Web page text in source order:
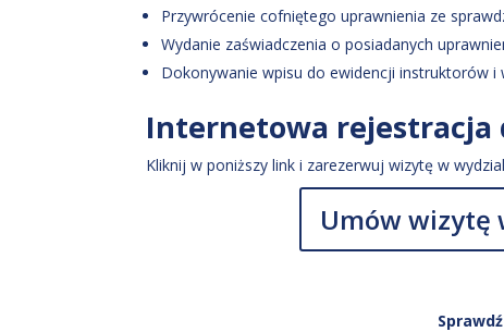
Przywrócenie cofniętego uprawnienia ze
Wydanie zaświadczenia o posiadanych
Dokonywanie wpisu do ewidencji instruktorów
Internetowa rejestracja
Kliknij w poniższy link i zarezerwuj wizytę w
Umów wizytę